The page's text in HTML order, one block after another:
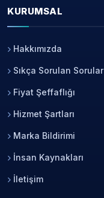
KURUMSAL
Hakkımızda
Sıkça Sorulan Sorular
Fiyat Şeffaflığı
Hizmet Şartları
Marka Bildirimi
İnsan Kaynakları
İletişim